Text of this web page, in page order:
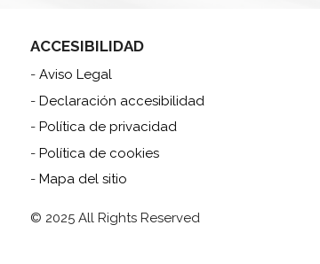
ACCESIBILIDAD
- Aviso Legal
- Declaración accesibilidad
- Política de privacidad
- Política de cookies
- Mapa del sitio
© 2025 All Rights Reserved